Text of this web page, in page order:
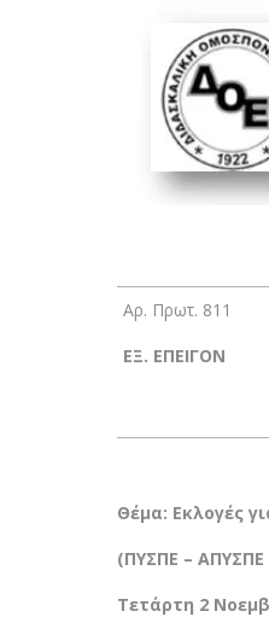
Αρ. Πρωτ. 811
ΕΞ. ΕΠΕΙΓΟΝ
Θέμα: Εκλογές
(ΠΥΣΠΕ – ΑΠΥΣΠΕ
Τετάρτη 2